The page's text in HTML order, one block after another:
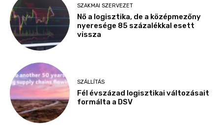
SZAKMAI SZERVEZET
Nő a logisztika, de a középmezőny
nyeresége 85 százalékkal esett
vissza
SZÁLLÍTÁS
Fél évszázad logisztikai változásait
formálta a DSV